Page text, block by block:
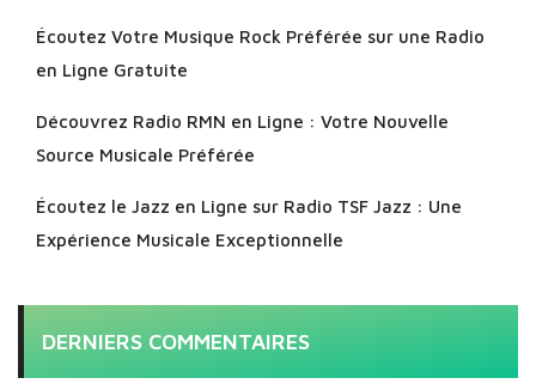
Écoutez Votre Musique Rock Préférée sur une Radio
en Ligne Gratuite
Découvrez Radio RMN en Ligne : Votre Nouvelle
Source Musicale Préférée
Écoutez le Jazz en Ligne sur Radio TSF Jazz : Une
Expérience Musicale Exceptionnelle
DERNIERS COMMENTAIRES